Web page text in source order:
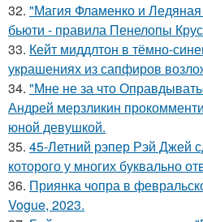
32. "Магия Фламенко и
бьюти - правила Пенелопы
33. Кейт миддлтон в тёмно-
украшениях из сапфиров
34. "Мне не за что
Андрей мерзликин
юной девушкой.
35. 45-Летний рэпер Рэй Джей
которого у многих буквально
36. Приянка чопра в
Vogue, 2023.